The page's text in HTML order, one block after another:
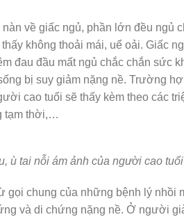
về giấc ngủ, phần lớn đều ngủ
không thoải mái, uể oải. Giấc
đau đầu mất ngủ chắc chắn sức
bị suy giảm nặng nề. Trường
cao tuổi sẽ thấy kèm theo các
tạm thời,…
ù tai nỗi ám ảnh của người cao tuổi
gọi chung của những bệnh lý nhồi
và di chứng nặng nề. Ở người